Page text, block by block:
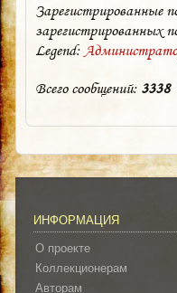
Зарегистрированные
зарегистрированных
Legend:
Всего сообщений: 3338
ИНФОРМАЦИЯ
О проекте
Коллекционерам
Авторам